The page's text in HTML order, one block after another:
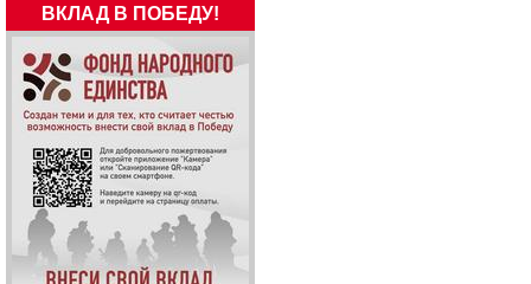
ВКЛАД В ПОБЕДУ!